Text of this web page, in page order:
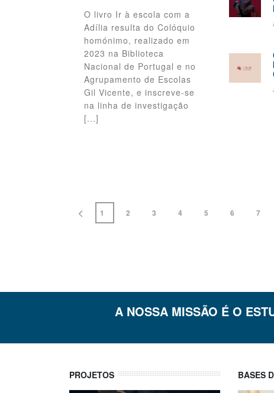
O livro Ir à escola com a
Adília resulta do Colóquio
homónimo, realizado em
2023 na Biblioteca
Nacional de Portugal e no
Agrupamento de Escolas
Gil Vicente, e inscreve-se
na linha de investigação
[...]
1 2 3 4 5 6 7
A NOSSA MISSÃO É O
PROJETOS BASES